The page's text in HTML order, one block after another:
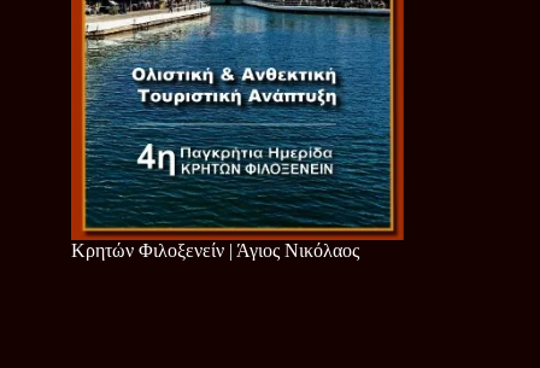
Κρητών Φιλοξενείν | Άγιος Νικόλαος